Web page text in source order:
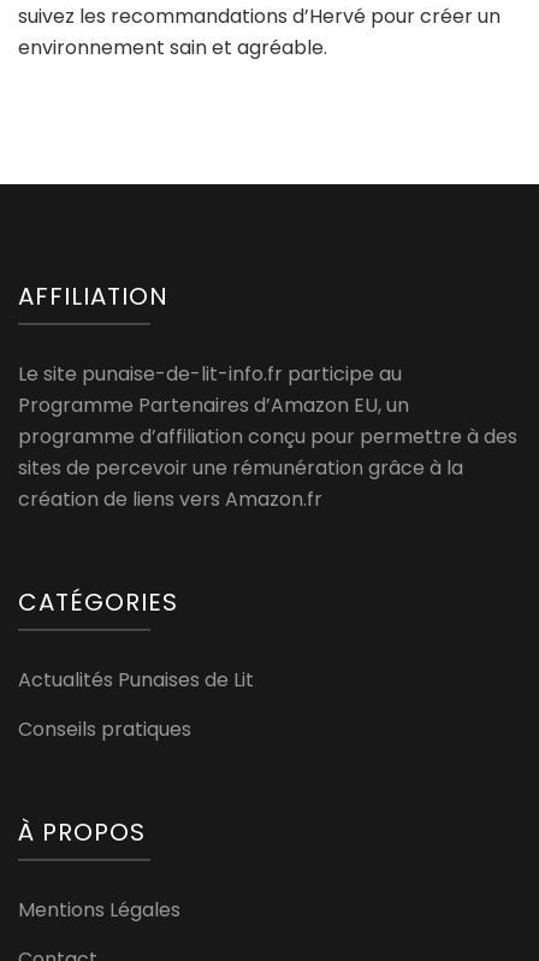
suivez les recommandations d’Hervé pour créer un
environnement sain et agréable.
AFFILIATION
Le site punaise-de-lit-info.fr participe au
Programme Partenaires d’Amazon EU, un
programme d’affiliation conçu pour permettre à des
sites de percevoir une rémunération grâce à la
création de liens vers Amazon.fr
CATÉGORIES
Actualités Punaises de Lit
Conseils pratiques
À PROPOS
Mentions Légales